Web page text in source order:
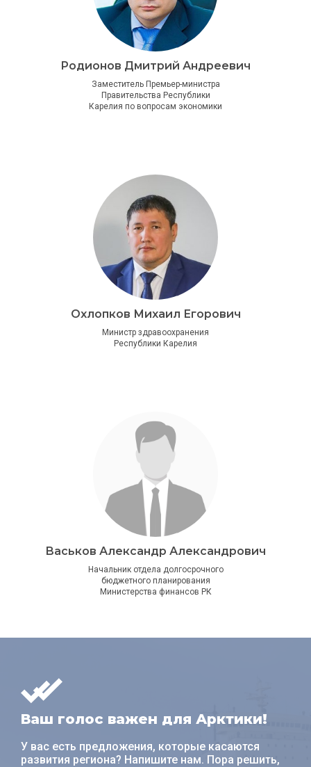
Родионов Дмитрий Андреевич
Заместитель Премьер-министра
Правительства Республики
Карелия по вопросам экономики
Охлопков Михаил Егорович
Министр здравоохранения
Республики Карелия
Васьков Александр Александрович
Начальник отдела долгосрочного
бюджетного планирования
Министерства финансов РК
Ваш голос важен для Арктики!
У вас есть предложения, которые касаются
развития региона? Напишите нам. Пора решить,